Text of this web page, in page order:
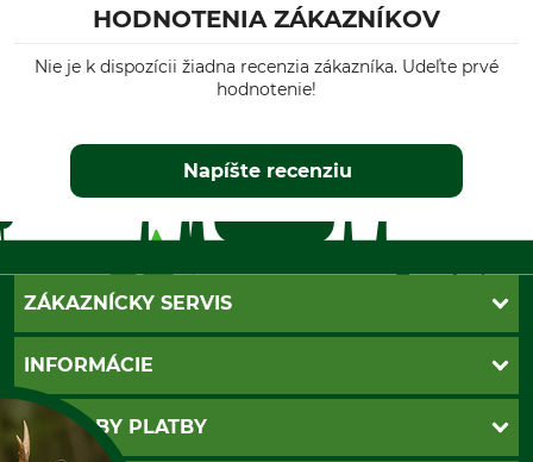
HODNOTENIA ZÁKAZNÍKOV
Nie je k dispozícii žiadna recenzia zákazníka. Udeľte prvé
hodnotenie!
Napíšte recenziu
ZÁKAZNÍCKY SERVIS
Kontakt
Katalógy
Newsletter
Nastavenia súborov cookie
INFORMÁCIE
Povinné údaje
Obchodné podmienky
SPÔSOBY PLATBY